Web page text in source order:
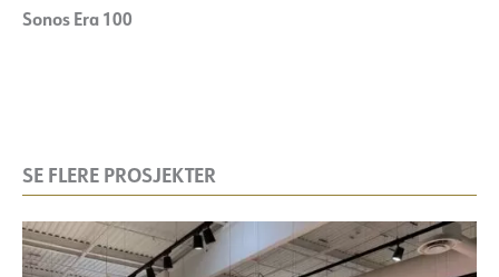
Sonos Era 100
SE FLERE PROSJEKTER